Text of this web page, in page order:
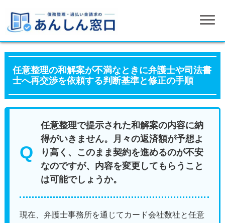
任意整理の和解案が不満なときに弁護士や司法書
士へ再交渉を依頼する判断基準と修正の手順
任意整理で提示された和解案の内容に納
得がいきません。月々の返済額が予想よ
り高く、このまま契約を進めるのが不安
なのですが、内容を変更してもらうこと
は可能でしょうか。
現在、弁護士事務所を通じてカード会社数社と任意